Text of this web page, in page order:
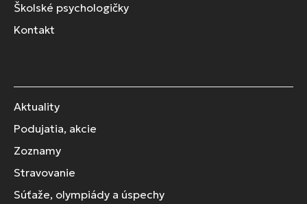
Školské psychologičky
Kontakt
Aktuality
Podujatia, akcie
Zoznamy
Stravovanie
Súťaže, olympiády a úspechy